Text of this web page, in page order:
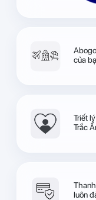
của
Triết
Trắc
luôn